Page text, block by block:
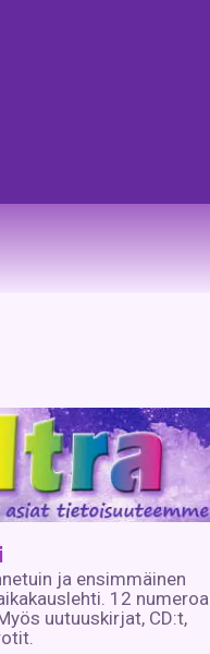
ja ensimmäinen
12 numeroa
uutuuskirjat, CD:t,